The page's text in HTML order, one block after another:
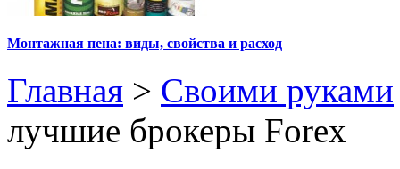
Монтажная пена: виды, свойства и расход
Главная > Своими руками
лучшие брокеры Forex